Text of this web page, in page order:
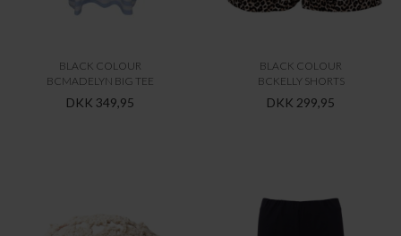
BLACK COLOUR
BCMADELYN BIG TEE
DKK 349,95
BLACK COLOUR
BCKELLY SHORTS
DKK 299,95